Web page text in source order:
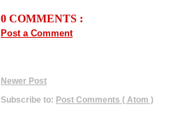
0 COMMENTS :
Post a Comment
Newer Post
Subscribe to: Post Comments ( Atom )